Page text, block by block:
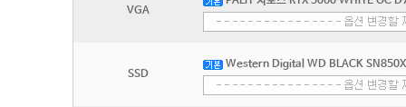
VGA
SSD
Western Digital WD BLACK